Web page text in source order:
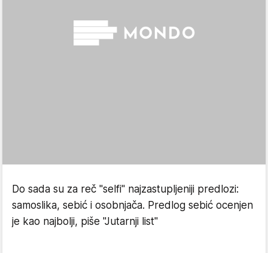
Do sada su za reč "selfi" najzastupljeniji predlozi:
samoslika, sebić i osobnjača. Predlog sebić ocenjen
je kao najbolji, piše "Jutarnji list"